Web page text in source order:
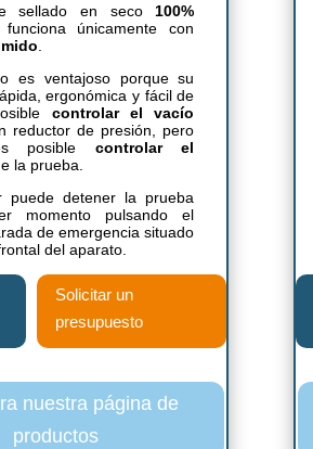
sellado en seco 100%
funciona únicamente con
es ventajoso porque su
ergonómica y fácil de
controlar el vacío
reductor de presión, pero
posible controlar el
la prueba.
puede detener la prueba
momento pulsando el
de emergencia situado
del aparato.
Solicitar un
presupuesto
nuestra página de
productos